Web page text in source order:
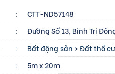
:
CTT-ND57148
:
Đường Số 13, Bình Trị
: Bất động sản >Đất thổ cư
:
5m x 20m